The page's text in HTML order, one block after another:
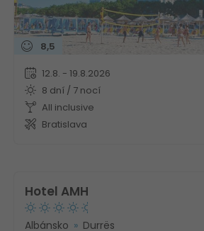
8,5
12.8. - 19.8.2026
8 dní / 7 nocí
All inclusive
Bratislava
Hotel AMH
Albánsko Durrës